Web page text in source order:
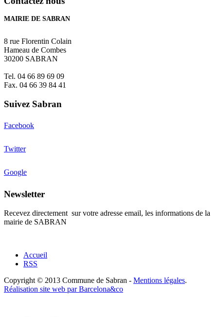
MAIRIE DE SABRAN
8 rue Florentin Colain
Hameau de Combes
30200 SABRAN
Tel. 04 66 89 69 09
Fax. 04 66 39 84 41
Suivez Sabran
Facebook
Twitter
Google
Newsletter
Recevez directement sur votre adresse email, les informations de la
mairie de SABRAN
Accueil
RSS
Copyright © 2013 Commune de Sabran - Mentions légales.
Réalisation site web par Barcelona&co